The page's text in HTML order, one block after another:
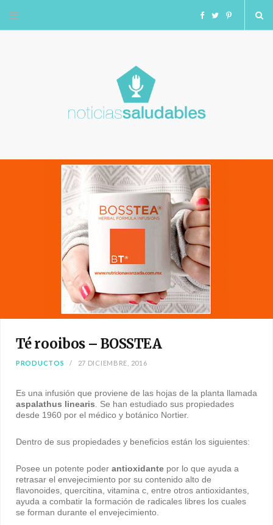
F
o
o
k
T I
Té rooibos – BOSSTEA
PRODUCTOS 27 DICIEMBRE, 2016
Es una infusión que proviene de las hojas de la planta llamada
aspalathus linearis. Se han estudiado sus propiedades
desde 1960 por el médico y botánico Nortier.
Dentro de sus propiedades y beneficios están los siguientes:
Posee un potente poder antioxidante por lo que ayuda a
retrasar el envejecimiento por su contenido alto de
flavonoides, quercitina, vitamina c, entre otros antioxidantes,
ayuda a combatir la formación de radicales libres los cuales
se forman durante el envejecimiento.